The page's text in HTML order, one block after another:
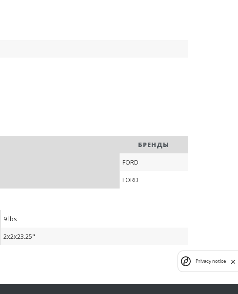
БРЕНДЫ
FORD
FORD
9 lbs
2x2x23.25"
Privacy notice